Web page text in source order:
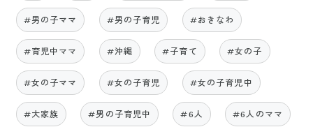
#男の子ママ #男の子育児 #おきなわ
#育児中ママ #沖縄 #子育て #女の子
#女の子ママ #女の子育児 #女の子育児中
#大家族 #男の子育児中 #6人 #6人のママ